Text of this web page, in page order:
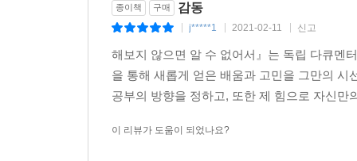
종이책 구매 감동
j*****1 2021-02-11 신고
해보지 않으면 알 수 없어서』는 독립 다큐멘
을 통해 새롭게 얻은 배움과 고민을 그만의
공부의 방향을 정하고, 또한 제 힘으로 자신
이 리뷰가 도움이 되었나요?